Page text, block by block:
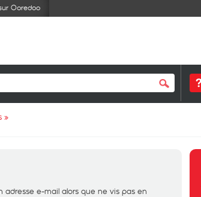
Ooredoo
»
adresse e-mail alors que ne vis pas en